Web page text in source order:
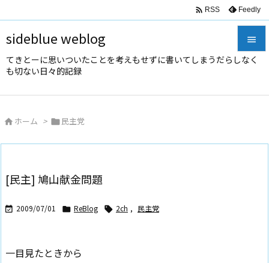
sideblue weblog
てきとーに思いついたことを考えもせずに書いてしまうだらしなく
も切ない日々的記録



 RSS Feedly
 ホーム > 民主党
[民主] 鳩山献金問題
 2009/07/01  ReBlog  2ch , 民主党
一目見たときから